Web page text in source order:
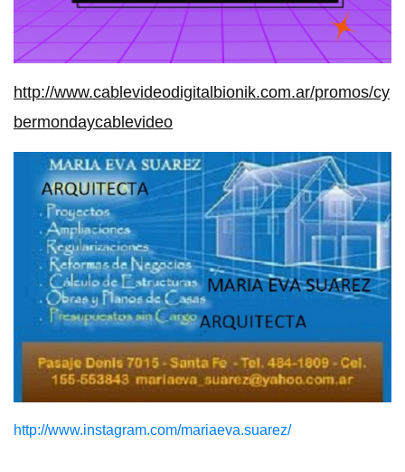
http://www.cablevideodigitalbionik.com.ar/promos/cy
bermondaycablevideo
http://www.instagram.com/mariaeva.suarez/